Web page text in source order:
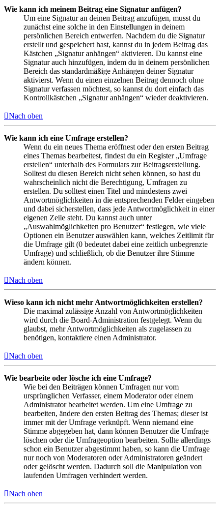
Wie kann ich meinem Beitrag eine Signatur anfügen?
Um eine Signatur an deinen Beitrag anzufügen, musst du
zunächst eine solche in den Einstellungen in deinem
persönlichen Bereich entwerfen. Nachdem du die Signatur
erstellt und gespeichert hast, kannst du in jedem Beitrag das
Kästchen „Signatur anhängen“ aktivieren. Du kannst eine
Signatur auch hinzufügen, indem du in deinem persönlichen
Bereich das standardmäßige Anhängen deiner Signatur
aktivierst. Wenn du einen einzelnen Beitrag dennoch ohne
Signatur verfassen möchtest, so kannst du dort einfach das
Kontrollkästchen „Signatur anhängen“ wieder deaktivieren.
Nach oben
Wie kann ich eine Umfrage erstellen?
Wenn du ein neues Thema eröffnest oder den ersten Beitrag
eines Themas bearbeitest, findest du ein Register „Umfrage
erstellen“ unterhalb des Formulars zur Beitragserstellung.
Solltest du diesen Bereich nicht sehen können, so hast du
wahrscheinlich nicht die Berechtigung, Umfragen zu
erstellen. Du solltest einen Titel und mindestens zwei
Antwortmöglichkeiten in die entsprechenden Felder eingeben
und dabei sicherstellen, dass jede Antwortmöglichkeit in einer
eigenen Zeile steht. Du kannst auch unter
„Auswahlmöglichkeiten pro Benutzer“ festlegen, wie viele
Optionen ein Benutzer auswählen kann, welches Zeitlimit für
die Umfrage gilt (0 bedeutet dabei eine zeitlich unbegrenzte
Umfrage) und schließlich, ob die Benutzer ihre Stimme
ändern können.
Nach oben
Wieso kann ich nicht mehr Antwortmöglichkeiten erstellen?
Die maximal zulässige Anzahl von Antwortmöglichkeiten
wird durch die Board-Administration festgelegt. Wenn du
glaubst, mehr Antwortmöglichkeiten als zugelassen zu
benötigen, kontaktiere einen Administrator.
Nach oben
Wie bearbeite oder lösche ich eine Umfrage?
Wie bei den Beiträgen können Umfragen nur vom
ursprünglichen Verfasser, einem Moderator oder einem
Administrator bearbeitet werden. Um eine Umfrage zu
bearbeiten, ändere den ersten Beitrag des Themas; dieser ist
immer mit der Umfrage verknüpft. Wenn niemand eine
Stimme abgegeben hat, dann können Benutzer die Umfrage
löschen oder die Umfrageoption bearbeiten. Sollte allerdings
schon ein Benutzer abgestimmt haben, so kann die Umfrage
nur noch von Moderatoren oder Administratoren geändert
oder gelöscht werden. Dadurch soll die Manipulation von
laufenden Umfragen verhindert werden.
Nach oben